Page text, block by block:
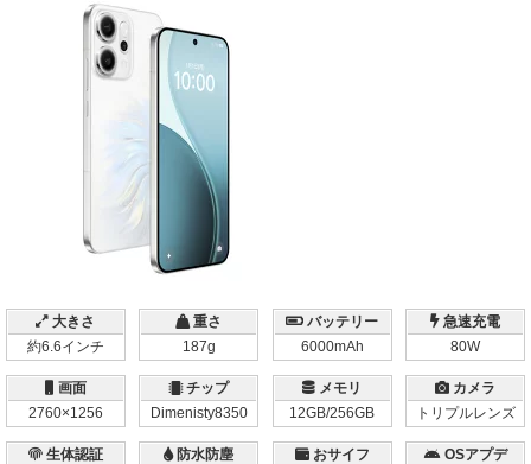
大きさ
約6.6インチ
重さ
187g
バッテリー
6000mAh
急速充電
80W
画面
2760×1256
チップ
Dimenisty8350
メモリ
12GB/256GB
カメラ
トリプルレンズ
生体認証
防水防塵
おサイフ
OSアプデ